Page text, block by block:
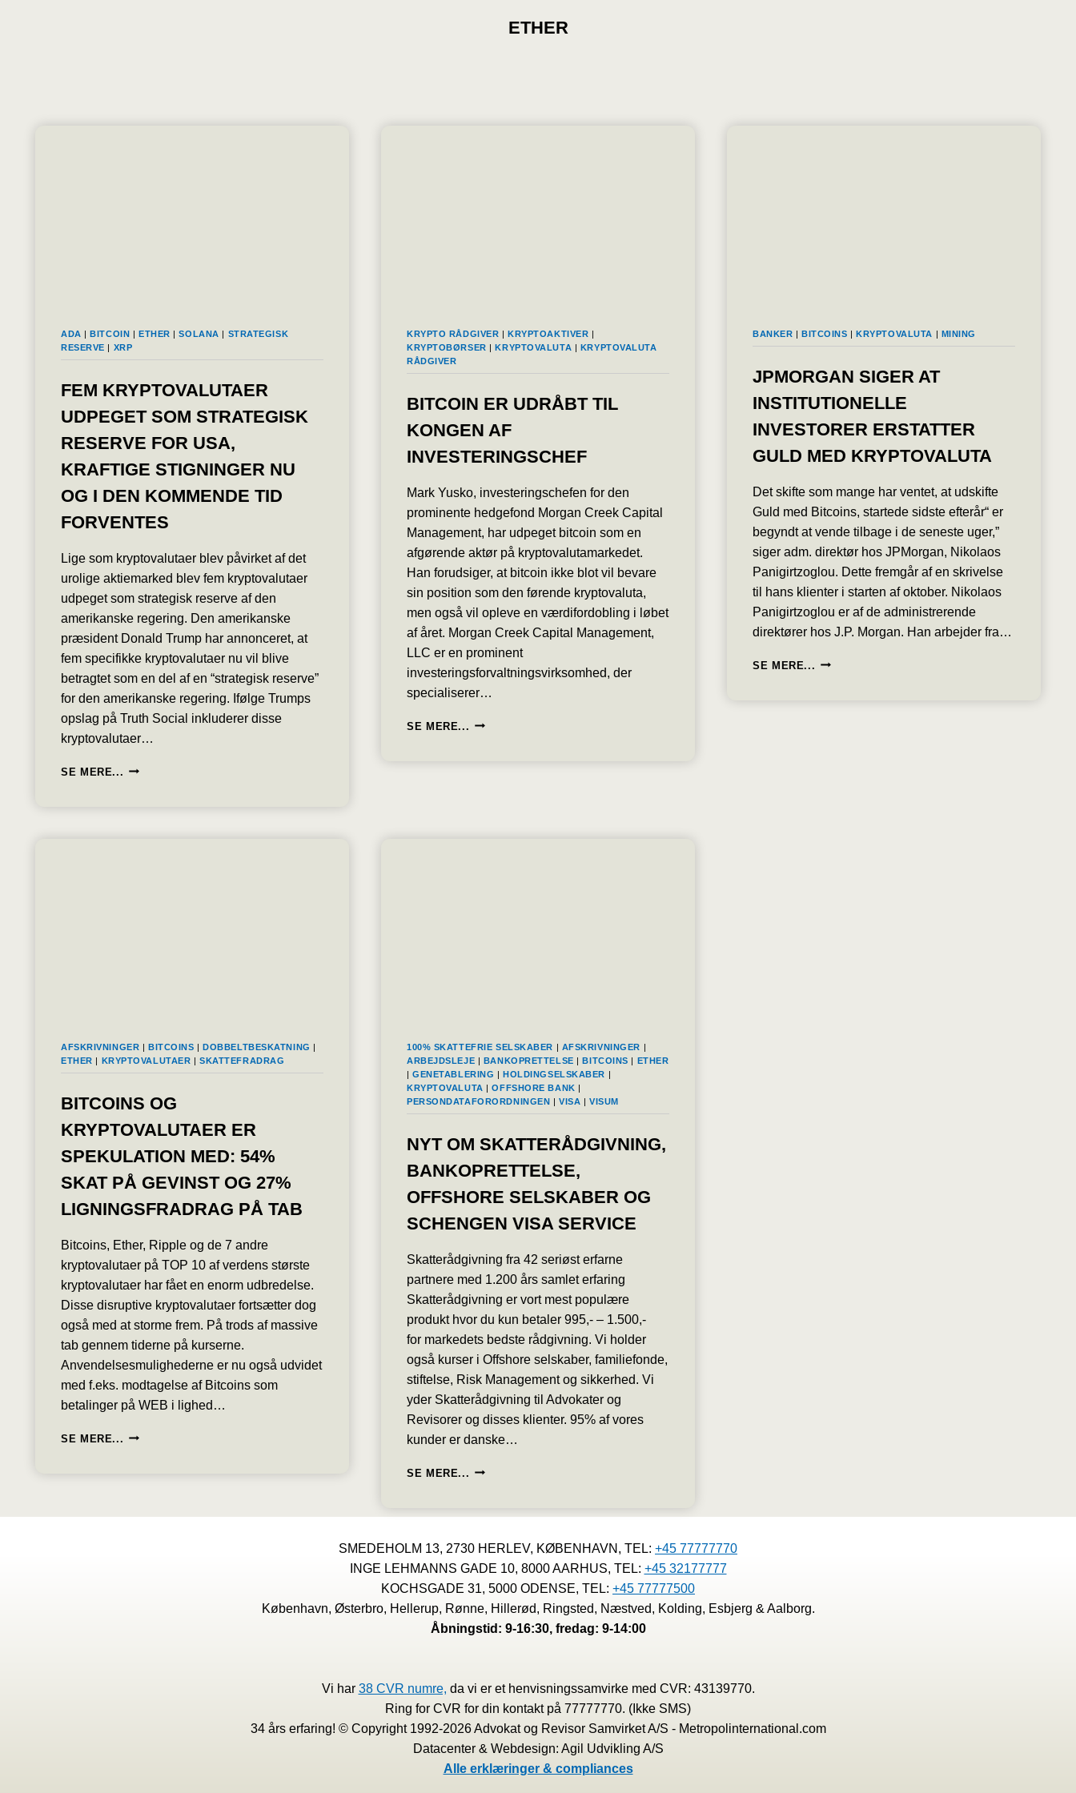
ETHER
ADA |BITCOIN | ETHER |SOLANA | STRATEGISK
RESERVE | XRP
FEM KRYPTOVALUTAER
UDPEGET SOM STRATEGISK
RESERVE FOR USA,
KRAFTIGE STIGNINGER NU
OG I DEN KOMMENDE TID
FORVENTES
Lige som kryptovalutaer blev påvirket af det
urolige aktiemarked blev fem kryptovalutaer
udpeget som strategisk reserve af den
amerikanske regering. Den amerikanske
præsident Donald Trump har annonceret, at
fem specifikke kryptovalutaer nu vil blive
betragtet som en del af en “strategisk reserve”
for den amerikanske regering. Ifølge Trumps
opslag på Truth Social inkluderer disse
kryptovalutaer…
SE MERE... FEM
KRYPTO RÅDGIVER |KRYPTOAKTIVER |
KRYPTOBØRSER |KRYPTOVALUTA | KRYPTOVALUTA
RÅDGIVER
BITCOIN ER UDRÅBT TIL
KONGEN AF
INVESTERINGSCHEF
Mark Yusko, investeringschefen for den
prominente hedgefond Morgan Creek Capital
Management, har udpeget bitcoin som en
afgørende aktør på kryptovalutamarkedet.
Han forudsiger, at bitcoin ikke blot vil bevare
sin position som den førende kryptovaluta,
men også vil opleve en værdifordobling i løbet
af året. Morgan Creek Capital Management,
LLC er en prominent
investeringsforvaltningsvirksomhed, der
specialiserer…
SE MERE... BITCOIN
BANKER |BITCOINS |KRYPTOVALUTA | MINING
JPMORGAN SIGER AT
INSTITUTIONELLE
INVESTORER ERSTATTER
GULD MED KRYPTOVALUTA
Det skifte som mange har ventet, at udskifte
Guld med Bitcoins, startede sidste efterår“ er
begyndt at vende tilbage i de seneste uger,”
siger adm. direktør hos JPMorgan, Nikolaos
Panigirtzoglou. Dette fremgår af en skrivelse
til hans klienter i starten af oktober. Nikolaos
Panigirtzoglou er af de administrerende
direktører hos J.P. Morgan. Han arbejder fra…
SE MERE... JPMORGAN
AFSKRIVNINGER | BITCOINS |DOBBELTBESKATNING |
ETHER | KRYPTOVALUTAER |SKATTEFRADRAG
BITCOINS OG
KRYPTOVALUTAER ER
SPEKULATION MED: 54%
SKAT PÅ GEVINST OG 27%
LIGNINGSFRADRAG PÅ TAB
Bitcoins, Ether, Ripple og de 7 andre
kryptovalutaer på TOP 10 af verdens største
kryptovalutaer har fået en enorm udbredelse.
Disse disruptive kryptovalutaer fortsætter dog
også med at storme frem. På trods af massive
tab gennem tiderne på kurserne.
Anvendelsesmulighederne er nu også udvidet
med f.eks. modtagelse af Bitcoins som
betalinger på WEB i lighed…
SE MERE... BITCOINS
MED:
100% SKATTEFRIE SELSKABER | AFSKRIVNINGER |
ARBEJDSLEJE | BANKOPRETTELSE |BITCOINS | ETHER
|GENETABLERING |HOLDINGSELSKABER |
KRYPTOVALUTA |OFFSHORE BANK |
PERSONDATAFORORDNINGEN |VISA | VISUM
NYT OM SKATTERÅDGIVNING,
BANKOPRETTELSE,
OFFSHORE SELSKABER OG
SCHENGEN VISA SERVICE
Skatterådgivning fra 42 seriøst erfarne
partnere med 1.200 års samlet erfaring
Skatterådgivning er vort mest populære
produkt hvor du kun betaler 995,- – 1.500,-
for markedets bedste rådgivning. Vi holder
også kurser i Offshore selskaber, familiefonde,
stiftelse, Risk Management og sikkerhed. Vi
yder Skatterådgivning til Advokater og
Revisorer og disses klienter. 95% af vores
kunder er danske…
SE MERE... NYT
BANKOPRETTELSE,
SELSKABER
OG
SCHENGEN
VISA
SERVICE
SMEDEHOLM 13, 2730 HERLEV, KØBENHAVN, TEL: +45 77777770
INGE LEHMANNS GADE 10, 8000 AARHUS, TEL: +45 32177777
KOCHSGADE 31, 5000 ODENSE, TEL: +45 77777500
København, Østerbro, Hellerup, Rønne, Hillerød, Ringsted, Næstved, Kolding, Esbjerg & Aalborg.
Åbningstid: 9-16:30, fredag: 9-14:00
Vi har 38 CVR numre, da vi er et henvisningssamvirke med CVR: 43139770.
Ring for CVR for din kontakt på 77777770. (Ikke SMS)
34 års erfaring! © Copyright 1992-2026 Advokat og Revisor Samvirket A/S - Metropolinternational.com
Datacenter & Webdesign: Agil Udvikling A/S
Alle erklæringer & compliances